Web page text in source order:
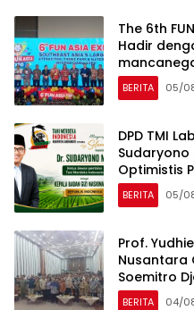
The 6th
Hadir
Rekreasi
Tanah Air
BERITA 05/
DPD TMI
Sudaryono
Optimistis
dan Gizi
BERITA 05/
Prof.
Nusantara
Soemitro
BERITA 04/